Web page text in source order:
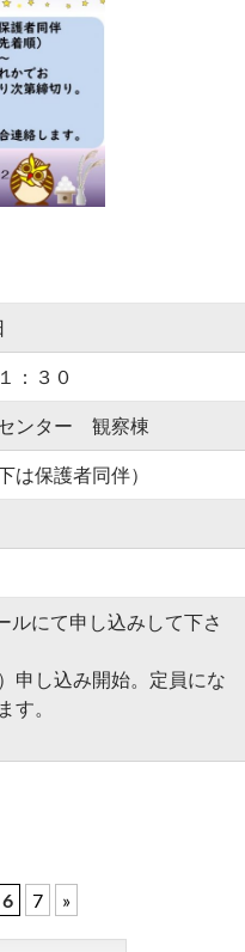
：３０
ンター 観察棟
は保護者同伴）
ルにて申し込みして下さ
申し込み開始。定員にな
す。
6 7 »